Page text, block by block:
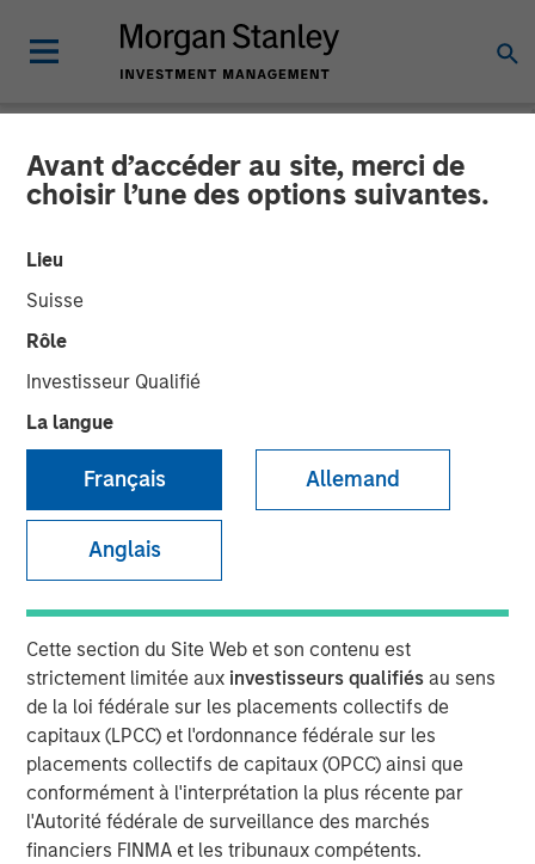
Avant d’accéder au site, merci de
choisir l’une des options suivantes.
Lieu
Suisse
Rôle
Investisseur Qualifié
La langue
Français Allemand
Anglais
Cette section du Site Web et son contenu est
strictement limitée aux investisseurs qualifiésau sens
de la loi fédérale sur les placements collectifs de
capitaux (LPCC) et l'ordonnance fédérale sur les
placements collectifs de capitaux (OPCC) ainsi que
conformément à l'interprétation la plus récente par
l'Autorité fédérale de surveillance des marchés
financiers FINMA et les tribunaux compétents.
NEWSROOM
Morgan Stanley
Infrastructure Partners
Agrees to Sell Bayonne
Energy Center
17 MARS 2026
NEW YORK – March 17, 2026
Morgan Stanley Investment Management (MSIM), through
investment funds managed by Morgan Stanley
Infrastructure Partners (MSIP), its private infrastructure
investment platform, today announced it has agreed to
sell its ownership stake in Thermal Bayonne Holdings,
LLC (Bayonne Energy Center or Bayonne) to Jupiter
Energy Investor, LLC.